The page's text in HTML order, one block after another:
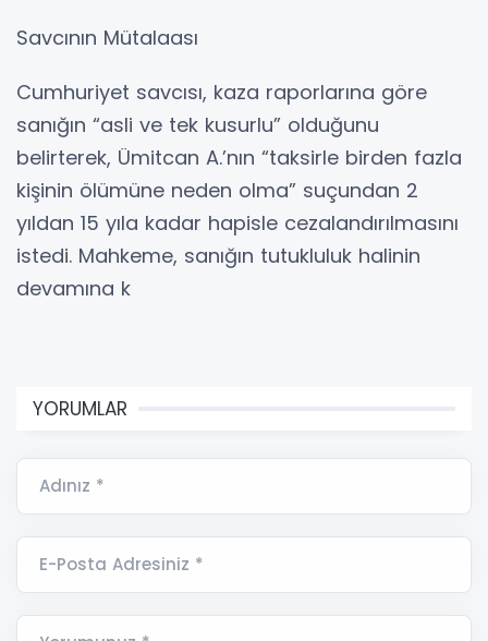
Savcının Mütalaası
Cumhuriyet savcısı, kaza raporlarına göre
sanığın “asli ve tek kusurlu” olduğunu
belirterek, Ümitcan A.’nın “taksirle birden fazla
kişinin ölümüne neden olma” suçundan 2
yıldan 15 yıla kadar hapisle cezalandırılmasını
istedi. Mahkeme, sanığın tutukluluk halinin
devamına k
YORUMLAR
Adınız *
E-Posta Adresiniz *